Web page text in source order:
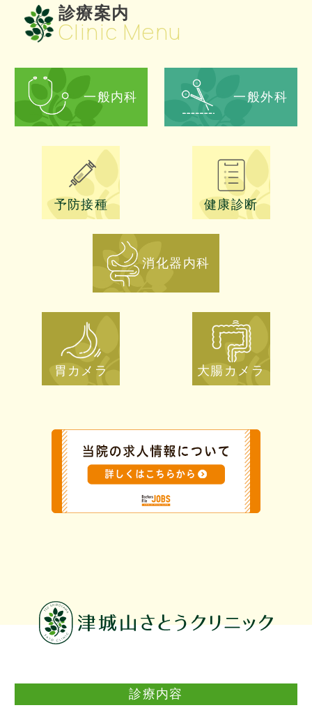
診療案内
Clinic Menu
一般内科 一般外科
予防接種 健康診断
消化器内科
胃カメラ 大腸カメラ
診療内容